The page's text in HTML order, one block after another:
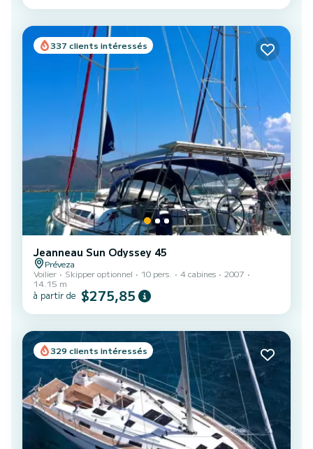
337 clients intéressés
Jeanneau Sun Odyssey 45
Préveza
Voilier
Skipper optionnel 10 pers. 4 cabines
2007
14.15 m
à partir de $275,85
329 clients intéressés